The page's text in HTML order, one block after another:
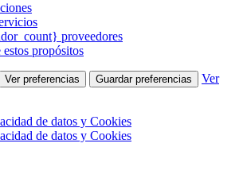
proveedores
propósitos
Ver preferencias Guardar preferencias
Ver
de datos y Cookies
de datos y Cookies